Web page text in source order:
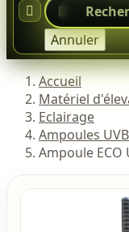

Annuler

Accueil
Matériel
Eclairage
Ampoules
Ampoule ECO